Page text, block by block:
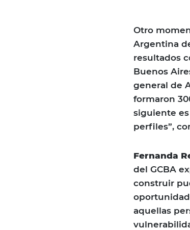
Otro
Argentina
resultados
Buenos
general de
formaron
siguiente
perfiles”,
Fernanda
del GCBA
construir
aquellas